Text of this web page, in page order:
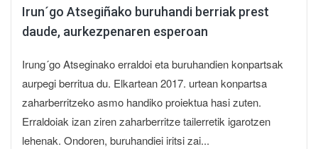
Irun´go Atsegiñako buruhandi berriak prest
daude, aurkezpenaren esperoan
Irung´go Atseginako erraldoi eta buruhandien konpartsak
aurpegi berritua du. Elkartean 2017. urtean konpartsa
zaharberritzeko asmo handiko proiektua hasi zuten.
Erraldoiak izan ziren zaharberritze tailerretik igarotzen
lehenak. Ondoren, buruhandiei iritsi zai...